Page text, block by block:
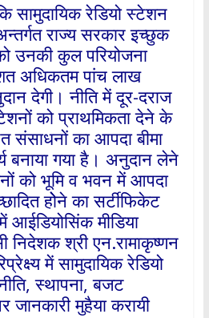
सामुदायिक रेडियो स्टेशन
राज्य सरकार इच्छुक
उनकी कुल परियोजना
अधिकतम पांच लाख
देगी। नीति में दूर-दराज
को प्राथमिकता देने के
संसाधनों का आपदा बीमा
बनाया गया है। अनुदान लेने
को भूमि व भवन में आपदा
होेने का सर्टीफिकेट
आईडियोसिंक मीडिया
निदेशक श्री एन.रामाकृष्णन
में सामुदायिक रेडियो
स्थापना, बजट
जानकारी मुहैया करायी